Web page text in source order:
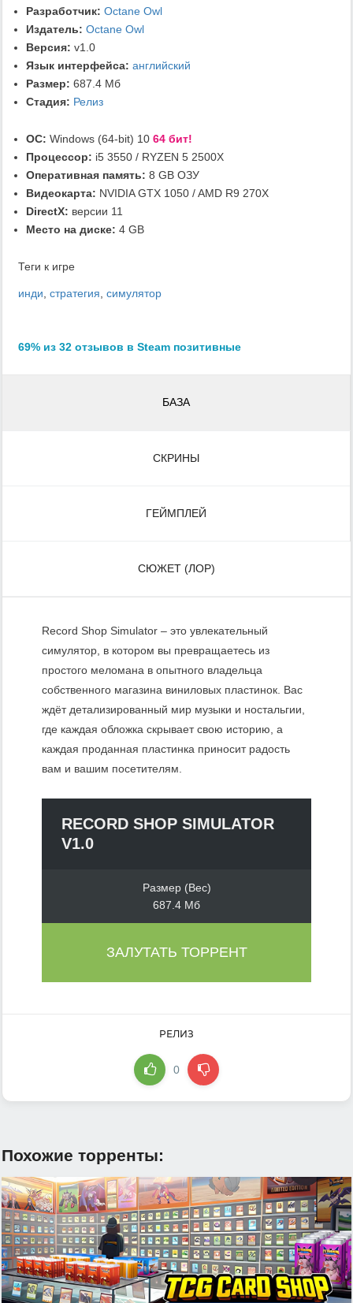
Разработчик: Octane Owl
Издатель: Octane Owl
Версия: v1.0
Язык интерфейса: английский
Размер: 687.4 Мб
Стадия: Релиз
ОС: Windows (64-bit) 10 64 бит!
Процессор: i5 3550 / RYZEN 5 2500X
Оперативная память: 8 GB ОЗУ
Видеокарта: NVIDIA GTX 1050 / AMD R9 270X
DirectX: версии 11
Место на диске: 4 GB
Теги к игре
инди стратегия симулятор
69% из 32 отзывов в Steam позитивные
БАЗА
СКРИНЫ
ГЕЙМПЛЕЙ
СЮЖЕТ (ЛОР)
Record Shop Simulator – это увлекательный
симулятор, в котором вы превращаетесь из
простого меломана в опытного владельца
собственного магазина виниловых пластинок. Вас
ждёт детализированный мир музыки и ностальгии,
где каждая обложка скрывает свою историю, а
каждая проданная пластинка приносит радость
вам и вашим посетителям.
RECORD SHOP SIMULATOR
V1.0
Размер (Вес)
687.4 Мб
ЗАЛУТАТЬ ТОРРЕНТ
РЕЛИЗ
0
Похожие торренты: